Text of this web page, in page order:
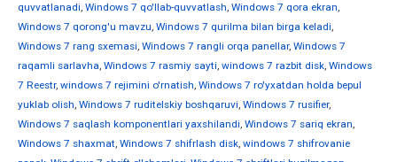
quvvatlanadi, Windows 7 qo'llab-quvvatlash, Windows 7 qora ekran,
Windows 7 qorong'u mavzu, Windows 7 qurilma bilan birga keladi,
Windows 7 rang sxemasi, Windows 7 rangli orqa panellar, Windows 7
raqamli sarlavha, Windows 7 rasmiy sayti, windows 7 razbit disk, Windows
7 Reestr, windows 7 rejimini o'rnatish, Windows 7 ro'yxatdan holda bepul
yuklab olish, Windows 7 ruditelskiy boshqaruvi, Windows 7 rusifier,
Windows 7 saqlash komponentlari yaxshilandi, Windows 7 sariq ekran,
Windows 7 shaxmat, Windows 7 shifrlash disk, windows 7 shifrovanie